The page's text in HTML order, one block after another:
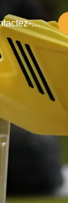
Contactez-Nous